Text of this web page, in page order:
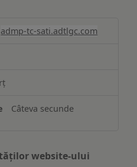
admp-tc-sati.adtlgc.com
Câteva secunde
website-ului